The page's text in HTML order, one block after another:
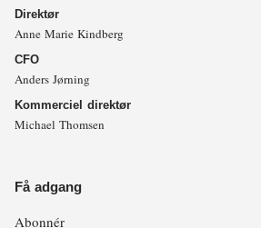
Direktør
Anne Marie Kindberg
CFO
Anders Jørning
Kommerciel direktør
Michael Thomsen
Få adgang
Abonnér